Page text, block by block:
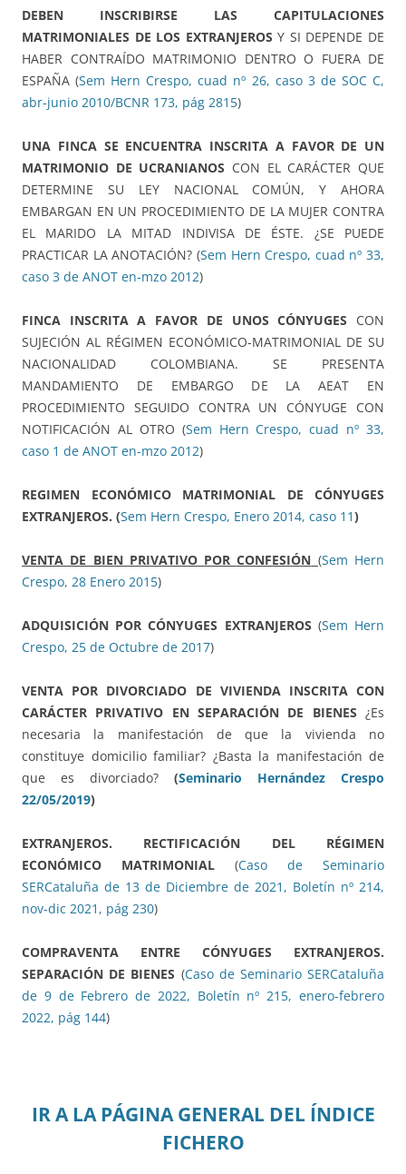
DEBEN INSCRIBIRSE LAS CAPITULACIONES
MATRIMONIALES DE LOS EXTRANJEROS Y SI DEPENDE DE
HABER CONTRAÍDO MATRIMONIO DENTRO O FUERA DE
ESPAÑA (Sem Hern Crespo, cuad nº 26, caso 3 de SOC C,
abr-junio 2010/BCNR 173, pág 2815)
UNA FINCA SE ENCUENTRA INSCRITA A FAVOR DE UN
MATRIMONIO DE UCRANIANOS CON EL CARÁCTER QUE
DETERMINE SU LEY NACIONAL COMÚN, Y AHORA
EMBARGAN EN UN PROCEDIMIENTO DE LA MUJER CONTRA
EL MARIDO LA MITAD INDIVISA DE ÉSTE. ¿SE PUEDE
PRACTICAR LA ANOTACIÓN? (Sem Hern Crespo, cuad nº 33,
caso 3 de ANOT en-mzo 2012)
FINCA INSCRITA A FAVOR DE UNOS CÓNYUGES CON
SUJECIÓN AL RÉGIMEN ECONÓMICO-MATRIMONIAL DE SU
NACIONALIDAD COLOMBIANA. SE PRESENTA
MANDAMIENTO DE EMBARGO DE LA AEAT EN
PROCEDIMIENTO SEGUIDO CONTRA UN CÓNYUGE CON
NOTIFICACIÓN AL OTRO (Sem Hern Crespo, cuad nº 33,
caso 1 de ANOT en-mzo 2012)
REGIMEN ECONÓMICO MATRIMONIAL DE CÓNYUGES
EXTRANJEROS. (Sem Hern Crespo, Enero 2014, caso 11)
VENTA DE BIEN PRIVATIVO POR CONFESIÓN (Sem Hern
Crespo, 28 Enero 2015)
ADQUISICIÓN POR CÓNYUGES EXTRANJEROS (Sem Hern
Crespo, 25 de Octubre de 2017)
VENTA POR DIVORCIADO DE VIVIENDA INSCRITA CON
CARÁCTER PRIVATIVO EN SEPARACIÓN DE BIENES ¿Es
necesaria la manifestación de que la vivienda no
constituye domicilio familiar? ¿Basta la manifestación de
que es divorciado? (Seminario Hernández Crespo
22/05/2019)
EXTRANJEROS. RECTIFICACIÓN DEL RÉGIMEN
ECONÓMICO MATRIMONIAL (Caso de Seminario
SERCataluña de 13 de Diciembre de 2021, Boletín nº 214,
nov-dic 2021, pág 230)
COMPRAVENTA ENTRE CÓNYUGES EXTRANJEROS.
SEPARACIÓN DE BIENES (Caso de Seminario SERCataluña
de 9 de Febrero de 2022, Boletín nº 215, enero-febrero
2022, pág 144)
IR A LA PÁGINA GENERAL DEL ÍNDICE
FICHERO